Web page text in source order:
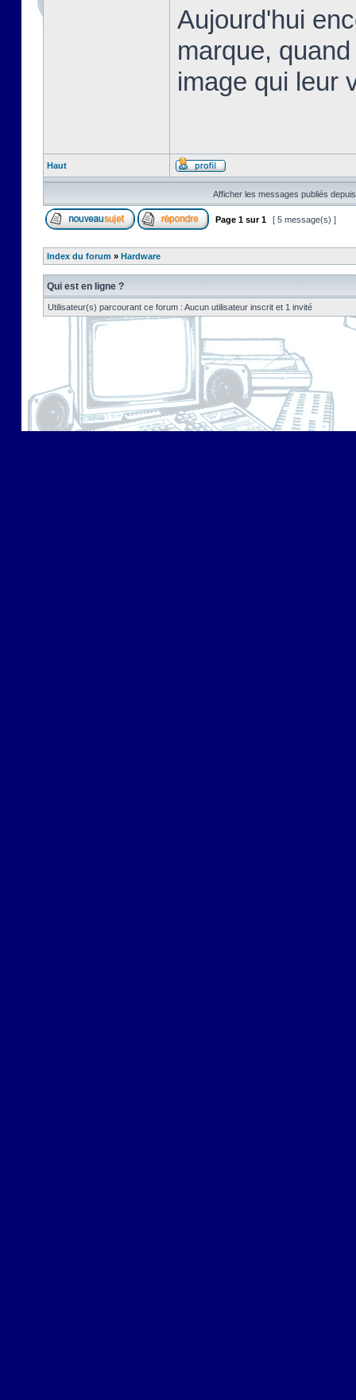
Aujourd'hui
marque,
image qui leur
Haut
Afficher les messages publiés
Page 1 sur1 [ 5 message(s) ]
Index du forum » Hardware
Qui est en ligne ?
Utilisateur(s) parcourant ce forum : Aucun utilisateur inscrit et 1 invité